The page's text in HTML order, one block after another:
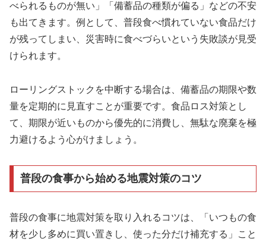
べられるものが無い」「備蓄品の種類が偏る」などの不安
も出てきます。例として、普段食べ慣れていない食品だけ
が残ってしまい、災害時に食べづらいという失敗談が見受
けられます。
ローリングストックを中断する場合は、備蓄品の期限や数
量を定期的に見直すことが重要です。食品ロス対策とし
て、期限が近いものから優先的に消費し、無駄な廃棄を極
力避けるよう心がけましょう。
普段の食事から始める地震対策のコツ
普段の食事に地震対策を取り入れるコツは、「いつもの食
材を少し多めに買い置きし、使った分だけ補充する」こと